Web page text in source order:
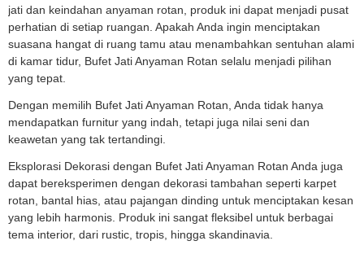
jati dan keindahan anyaman rotan, produk ini dapat menjadi pusat
perhatian di setiap ruangan. Apakah Anda ingin menciptakan
suasana hangat di ruang tamu atau menambahkan sentuhan alami
di kamar tidur, Bufet Jati Anyaman Rotan selalu menjadi pilihan
yang tepat.
Dengan memilih Bufet Jati Anyaman Rotan, Anda tidak hanya
mendapatkan furnitur yang indah, tetapi juga nilai seni dan
keawetan yang tak tertandingi.
Eksplorasi Dekorasi dengan Bufet Jati Anyaman Rotan Anda juga
dapat bereksperimen dengan dekorasi tambahan seperti karpet
rotan, bantal hias, atau pajangan dinding untuk menciptakan kesan
yang lebih harmonis. Produk ini sangat fleksibel untuk berbagai
tema interior, dari rustic, tropis, hingga skandinavia.